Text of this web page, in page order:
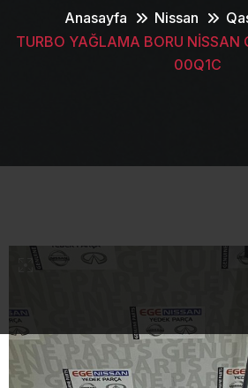
Anasayfa Nissan
TURBO YAĞLAMA BORU NİSSAN
00Q1C